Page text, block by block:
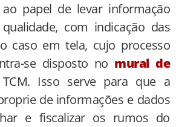
ao papel de levar informação
com indicação das
caso em tela, cujo processo
se disposto no mural de
Isso serve para que a
de informações e dados
e fiscalizar os rumos do